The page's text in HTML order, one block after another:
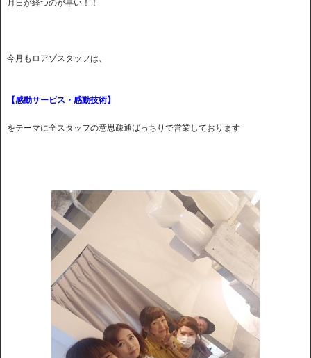
月日が経つのが早い！！
今月もロアゾスタッフは、
【感動サービス・感動技術】
をテーマに全スタッフの意思疎通ばっちりで営業しております